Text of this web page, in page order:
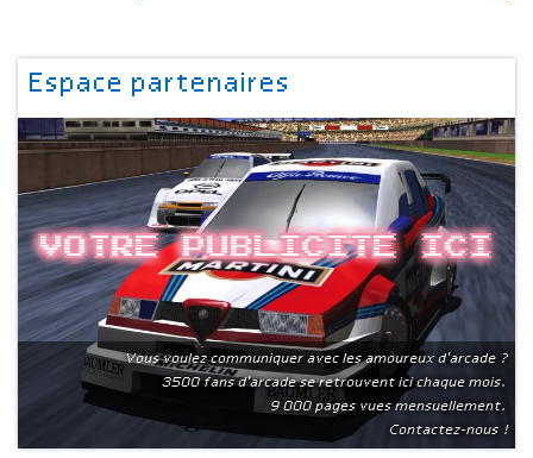
Espace partenaires
Votre publicite ici
Vous voulez communiquer avec les amoureux d'arcade ?
3500 fans d'arcade se retrouvent ici chaque mois.
9 000 pages vues mensuellement.
Contactez-nous !